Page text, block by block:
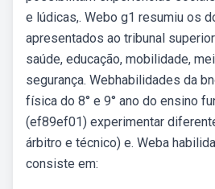
e lúdicas,. Webo g1 resumiu os
apresentados ao tribunal
saúde, educação, mobilidade,
segurança. Webhabilidades da
física do 8° e 9° ano do ensino
(ef89ef01) experimentar
árbitro e técnico) e. Weba
consiste em: